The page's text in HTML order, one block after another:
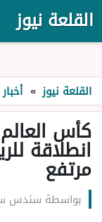
القلعة نيوز
القلعة نيوز » أخبار
انطلاقة
مرتفع
بواسطة سندس